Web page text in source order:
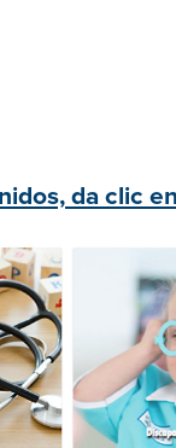
da clic